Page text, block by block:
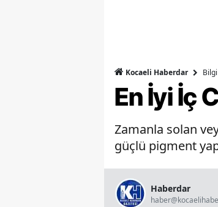
Kocaeli Haberdar
En İyi İç
Zamanla solan
güçlü pigment
Haberdar